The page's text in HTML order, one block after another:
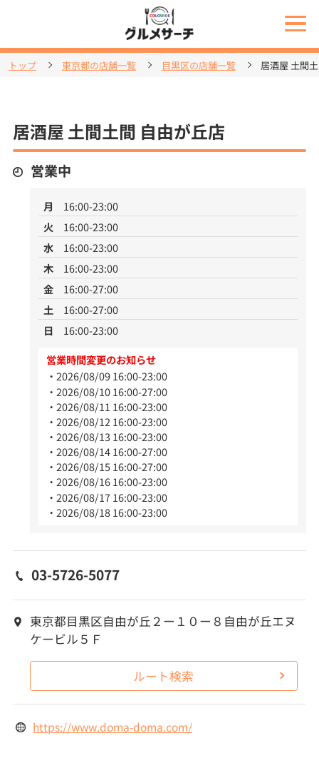
トップ 東京都の店舗一覧 目黒区の店舗一覧 居酒屋 土間
居酒屋 土間土間 自由が丘店
営業中
月
16:00-23:00
火
16:00-23:00
水
16:00-23:00
木
16:00-23:00
金
16:00-27:00
土
16:00-27:00
日
16:00-23:00
営業時間変更のお知らせ
2026/08/09 16:00-23:00
2026/08/10 16:00-27:00
2026/08/11 16:00-23:00
2026/08/12 16:00-23:00
2026/08/13 16:00-23:00
2026/08/14 16:00-27:00
2026/08/15 16:00-27:00
2026/08/16 16:00-23:00
2026/08/17 16:00-23:00
2026/08/18 16:00-23:00
03-5726-5077
東京都目黒区自由が丘２ー１０ー８自由が丘エヌ
ケービル５Ｆ
ルート検索
https://www.doma-doma.com/